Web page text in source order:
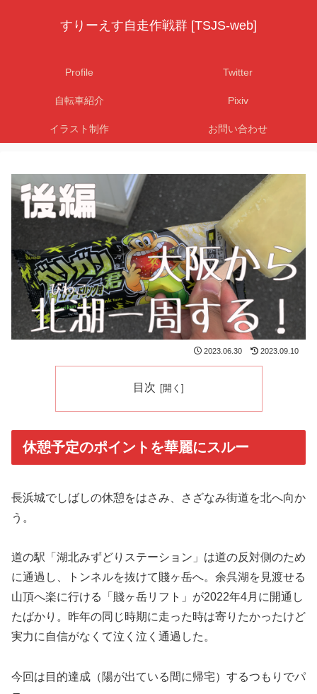
すりーえす自走作戦群 [TSJS-web]
Profile Twitter
自転車紹介 Pixiv
イラスト制作 お問い合わせ
2023.06.30 2023.09.10
目次
休憩予定のポイントを華麗にスルー
長浜城でしばしの休憩をはさみ、さざなみ街道を北へ向か
う。
道の駅「湖北みずどりステーション」は道の反対側のため
に通過し、トンネルを抜けて賤ヶ岳へ。余呉湖を見渡せる
山頂へ楽に行ける「賤ヶ岳リフト」が2022年4月に開通し
たばかり。昨年の同じ時期に走った時は寄りたかったけど
実力に自信がなくて泣く泣く通過した。
今回は目的達成（陽が出ている間に帰宅）するつもりでパ